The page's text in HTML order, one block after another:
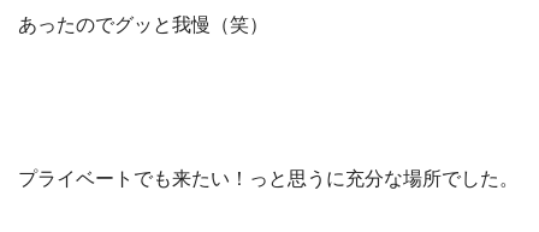
あったのでグッと我慢（笑）
プライベートでも来たい！っと思うに充分な場所でした。